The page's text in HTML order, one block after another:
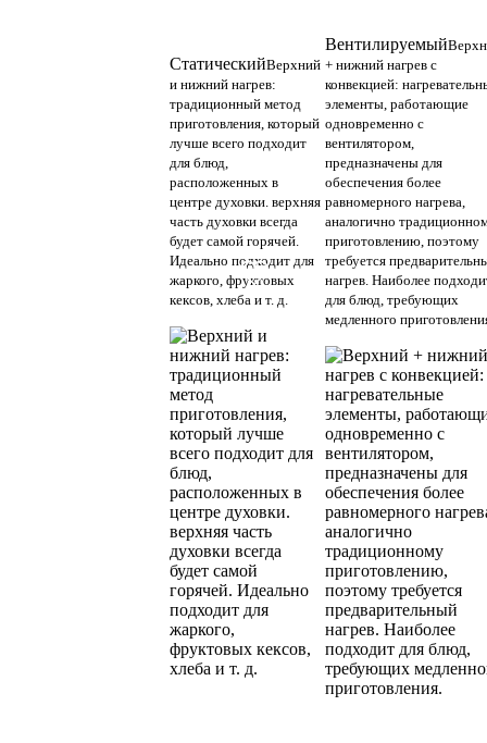
СтатическийВерхний
и нижний нагрев:
традиционный метод
приготовления, который
лучше всего подходит
для блюд,
расположенных в
центре духовки. верхняя
часть духовки всегда
будет самой горячей.
Идеально подходит для
жаркого, фруктовых
кексов, хлеба и т. д.
Вентилируемый
+ нижний нагрев с
конвекцией:
элементы, работающие
одновременно с
вентилятором,
предназначены для
обеспечения более
равномерного нагрева,
аналогично
приготовлению, поэтому
требуется
нагрев. Наиболее
для блюд, требующих
медленного